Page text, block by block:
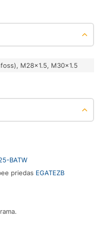
M28x1.5, M30x1.5
BATW
priedas EGATEZB